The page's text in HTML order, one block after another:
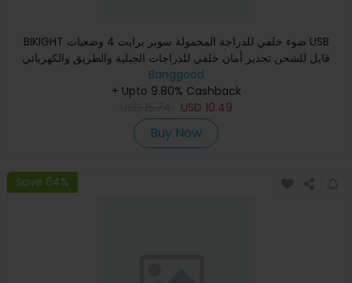
BIKIGHT ضوء خلفي للدراجة المحمولة سوبر برايت 4 وضعيات USB
قابل للشحن تحذير أمان خلفي للدراجات الجبلية والطريق والكهربائي
Banggood
+ Upto 9.80% Cashback
USD 10.49
Buy Now
Save 64%